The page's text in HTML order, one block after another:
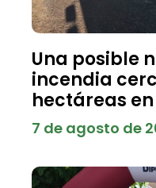
Una posible
incendia
hectáreas
7 de agosto de